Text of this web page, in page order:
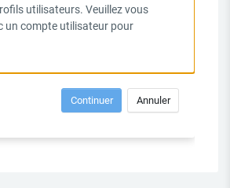
utilisateurs. Veuillez vous
un compte utilisateur pour
Continuer Annuler